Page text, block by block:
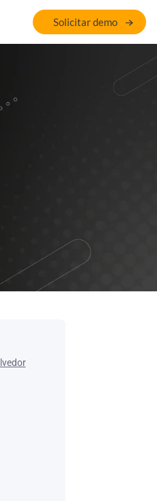
Solicitar demo